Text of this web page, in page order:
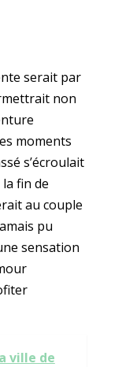
serait par
non
moments
s’écroulait
fin de
au couple
pu
sensation
ville de